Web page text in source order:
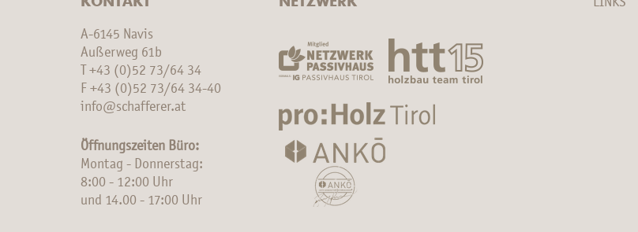
A-6145 Navis
Außerweg 61b
+43 (0)52 73/64 34
F +43 (0)52 73/64 34-40
info@schafferer.at
Öffnungszeiten Büro:
Montag - Donnerstag:
8:00 - 12:00 Uhr
und 14.00 - 17:00 Uhr